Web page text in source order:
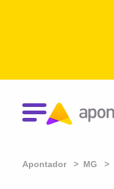
Apontador MG